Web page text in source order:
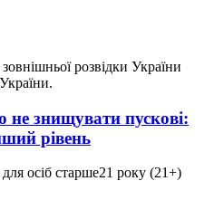
розвідки України
знищувати пускові:
рівень
осіб старше21 року (21+)